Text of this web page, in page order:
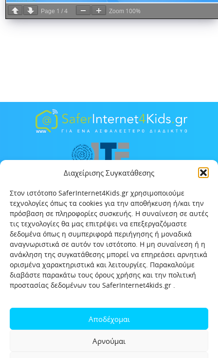
Διαχείρισης Συγκατάθεσης
Στον ιστότοπο SaferInternet4Kids.gr χρησιμοποιούμε
τεχνολογίες όπως τα cookies για την αποθήκευση ή/και την
πρόσβαση σε πληροφορίες συσκευής. Η συναίνεση σε αυτές
τις τεχνολογίες θα μας επιτρέψει να επεξεργαζόμαστε
δεδομένα όπως η συμπεριφορά περιήγησης ή μοναδικά
αναγνωριστικά σε αυτόν τον ιστότοπο. Η μη συναίνεση ή η
ανάκληση της συγκατάθεσης μπορεί να επηρεάσει αρνητικά
ορισμένα χαρακτηριστικά και λειτουργίες. Παρακαλούμε
διαβάστε παρακάτω τους όρους χρήσης και την πολιτική
προστασίας δεδομένων του SaferInternet4kids.gr .
Αποδέχομαι
Αρνούμαι
Page 1 /4 Zoom 100%
Πολιτική προστασίας δεδομένων
Πολιτική Προστασίας Παιδιών και Εφήβων
Όροι χρήσης
Help-Line